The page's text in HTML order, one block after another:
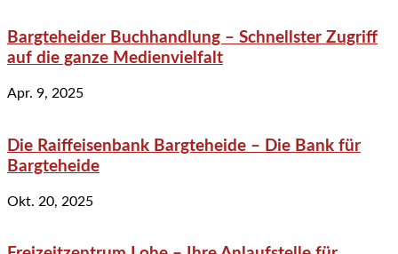
Bargteheider Buchhandlung – Schnellster Zugriff
auf die ganze Medienvielfalt
Apr. 9, 2025
Die Raiffeisenbank Bargteheide – Die Bank für
Bargteheide
Okt. 20, 2025